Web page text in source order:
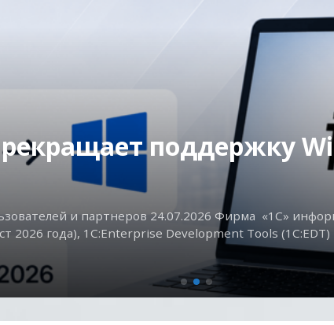
поддержку
и партнеров 24.07.2026 Фирма «1С»
2026 года), 1C:Enterprise Development Tools (1С:EDT)